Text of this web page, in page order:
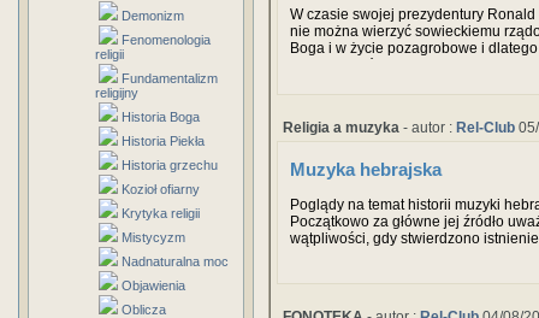
Demonizm
Fenomenologia
religii
Fundamentalizm
religijny
Historia Boga
Historia Piekła
Historia grzechu
Kozioł ofiarny
Krytyka religii
Mistycyzm
Nadnaturalna moc
Objawienia
Oblicza
W czasie swojej prezydentury
nie można wierzyć sowieckiemu
Boga i w życie pozagrobowe i
Religia a muzyka - autor : Rel-Club
Muzyka hebrajska
Poglądy na temat historii muzyki
Początkowo za główne jej źródło
wątpliwości, gdy stwierdzono